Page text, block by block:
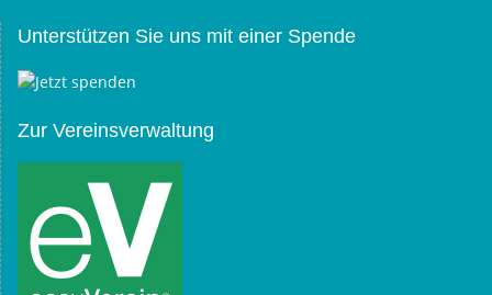
Unterstützen Sie uns mit einer Spende
Zur Vereinsverwaltung